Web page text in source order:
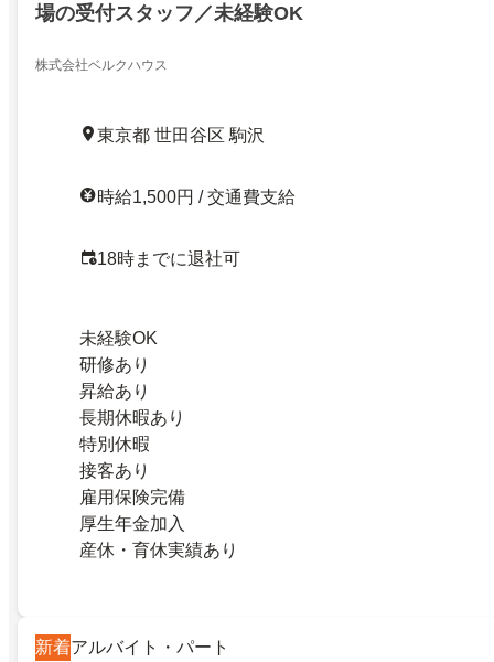
場の受付スタッフ／未経験OK
株式会社ベルクハウス
東京都 世田谷区 駒沢
時給1,500円 / 交通費支給
18時までに退社可
未経験OK
研修あり
昇給あり
長期休暇あり
特別休暇
接客あり
雇用保険完備
厚生年金加入
産休・育休実績あり
新着アルバイト・パート